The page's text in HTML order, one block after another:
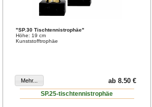
"SP.30 Tischtennistrophäe"
Höhe: 19 cm
Kunststofftrophäe
ab 8.50 €
SP.25-tischtennistrophäe